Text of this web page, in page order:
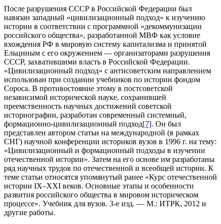
После разрушения СССР в Российской Федерации был
навязан западный «цивилизационный подход» к изучению
истории в соответствии с программной «декоммунизации
российского общества», разработанной МВФ как условие
вхождения РФ в мировую систему капитализма и принятой
Ельциным с его окружением — организаторами разрушения
СССР, захватившими власть в Российской Федерации.
«Цивилизационный подход» с антисоветским направлением
использован при создании учебников по истории фондом
Сороса. В противостояние этому в постсоветской
независимой исторической науке, сохранившей
преемственность научных достижений советской
историографии, разработан современный системный,
формационно-цивилизационный подход[7]. Он был
представлен автором статьи на международной (в рамках
СНГ) научной конференции историков вузов в 1996 г. на тему:
«Цивилизационный и формационный подходы в изучении
отечественной истории». Затем на его основе им разработаны
ряд научных трудов по отечественной и всеобщей истории. К
теме статьи относятся упомянутый ранее «Курс отечественной
истории IX–XXI веков. Основные этапы и особенности
развития российского общества в мировом историческом
процессе». Учебник для вузов. 3-е изд. — М.: ИТРК, 2012 и
другие работы.